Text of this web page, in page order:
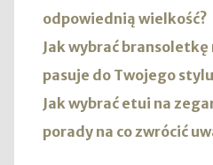
odpowiednią wielkość?
Jak wybrać
pasuje do Twojego
Jak wybrać etui na
porady na co zwrócić